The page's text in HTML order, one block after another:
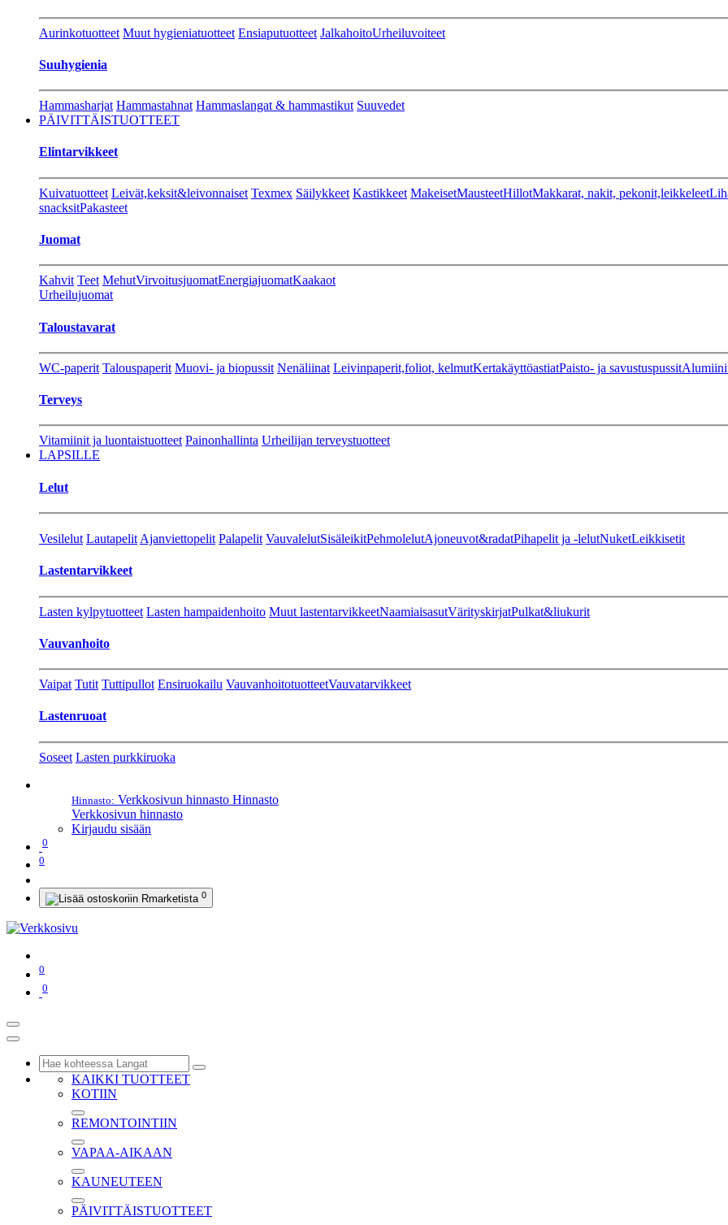
Aurinkotuotteet Muut hygieniatuotteet Ensiaputuotteet JalkahoitoUrheiluvoiteet
Suuhygienia
Hammasharjat Hammastahnat Hammaslangat & hammastikut Suuvedet
PÄIVITTÄISTUOTTEET
Elintarvikkeet
Kuivatuotteet Leivät,keksit&leivonnaiset Texmex Säilykkeet Kastikkeet MakeisetMausteetHillotMakkarat, nakit, pekonit,leikkeleet
snacksitPakasteet
Juomat
Kahvit Teet MehutVirvoitusjuomatEnergiajuomatKaakaot
Urheilujuomat
Taloustavarat
WC-paperit Talouspaperit Muovi- ja biopussit Nenäliinat Leivinpaperit,foliot, kelmutKertakäyttöastiatPaisto- ja savustuspussit
Terveys
Vitamiinit ja luontaistuotteet Painonhallinta Urheilijan terveystuotteet
LAPSILLE
Lelut
Vesilelut Lautapelit Ajanviettopelit Palapelit VauvalelutSisäleikitPehmolelutAjoneuvot&radatPihapelit ja -lelutNuketLeikkisetit
Lastentarvikkeet
Lasten kylpytuotteet Lasten hampaidenhoito Muut lastentarvikkeetNaamiaisasutVärityskirjatPulkat&liukurit
Vauvanhoito
Vaipat Tutit Tuttipullot Ensiruokailu VauvanhoitotuotteetVauvatarvikkeet
Lastenruoat
Soseet Lasten purkkiruoka
Hinnasto: Verkkosivun hinnasto Hinnasto
Verkkosivun hinnasto
Kirjaudu sisään
0
0
0
0
0
KAIKKI TUOTTEET
KOTIIN
REMONTOINTIIN
VAPAA-AIKAAN
KAUNEUTEEN
PÄIVITTÄISTUOTTEET